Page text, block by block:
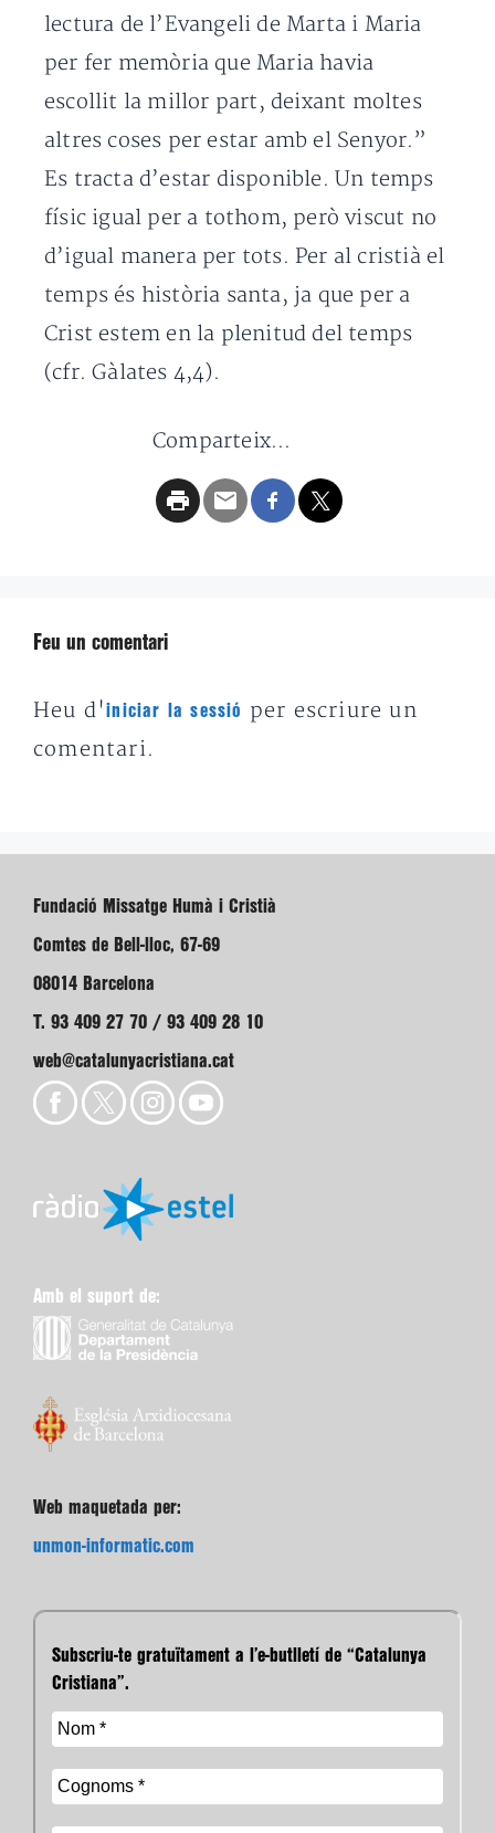
lectura de l’Evangeli de Marta i Maria
per fer memòria que Maria havia
escollit la millor part, deixant moltes
altres coses per estar amb el Senyor.”
Es tracta d’estar disponible. Un temps
físic igual per a tothom, però viscut no
d’igual manera per tots. Per al cristià el
temps és història santa, ja que per a
Crist estem en la plenitud del temps
(cfr. Gàlates 4,4).
Comparteix...
Feu un comentari
Heu d'iniciar la sessió
per escriure un
comentari.
Fundació Missatge Humà i Cristià
Comtes de Bell-lloc, 67-69
08014 Barcelona
T. 93 409 27 70 / 93 409 28 10
web@catalunyacristiana.cat
Amb el suport de:
Web maquetada per:
unmon-informatic.com
Subscriu-te gratuïtament a l’e-butlletí de “Catalunya
Cristiana”.